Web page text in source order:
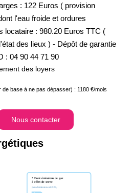
: 122 Euros ( provision
l'eau froide et ordures
locataire : 980.20 Euros TTC (
des lieux ) - Dépôt de garantie
: 04 90 44 71 90
des loyers
base à ne pas dépasser) : 1180 €/mois
Nous contacter